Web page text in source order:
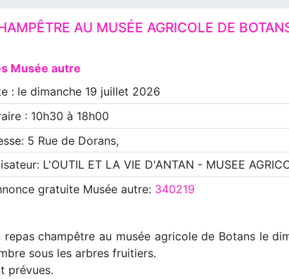
AU MUSÉE AGRICOLE DE
Musée autre
: le dimanche 19 juillet 2026
: 10h30 à 18h00
5 Rue de Dorans,
L'OUTIL ET LA VIE D'ANTAN - MUSEE
gratuite Musée autre: 340219
repas champêtre au musée agricole de Botans le
sous les arbres fruitiers.
prévues.